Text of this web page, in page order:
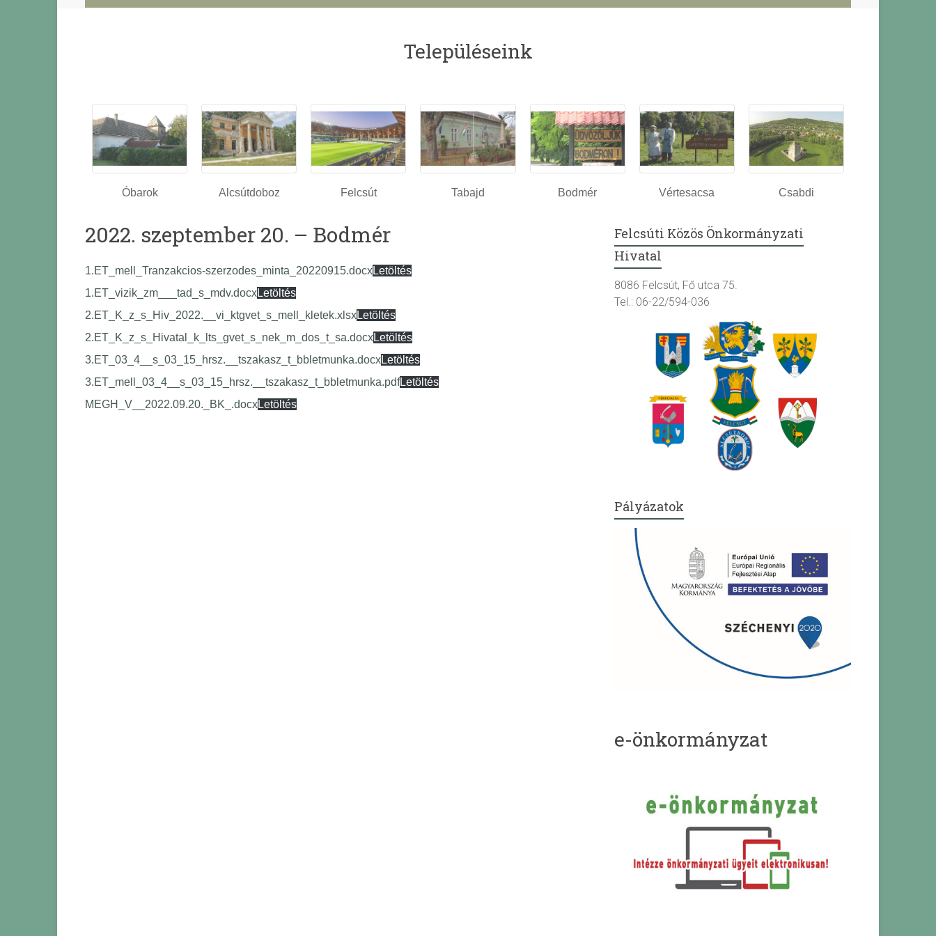
Településeink
Óbarok Alcsútdoboz Felcsút Tabajd Bodmér Vértesacsa Csabdi
2022. szeptember 20. – Bodmér
1.ET_mell_Tranzakcios-szerzodes_minta_20220915.docxLetöltés
1.ET_vizik_zm___tad_s_mdv.docxLetöltés
2.ET_K_z_s_Hiv_2022.__vi_ktgvet_s_mell_kletek.xlsxLetöltés
2.ET_K_z_s_Hivatal_k_lts_gvet_s_nek_m_dos_t_sa.docxLetöltés
3.ET_03_4__s_03_15_hrsz.__tszakasz_t_bbletmunka.docxLetöltés
3.ET_mell_03_4__s_03_15_hrsz.__tszakasz_t_bbletmunka.pdfLetöltés
MEGH_V__2022.09.20._BK_.docxLetöltés
Felcsúti Közös Önkormányzati
Hivatal
8086 Felcsút, Fő utca 75.
Tel.: 06-22/594-036
Pályázatok
e-önkormányzat